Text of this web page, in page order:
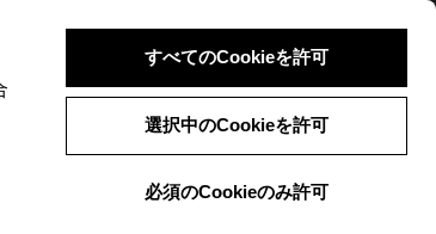
すべてのCookieを許可
選択中のCookieを許可
必須のCookieのみ許可
ログイン 検索 メニュー
メニュー